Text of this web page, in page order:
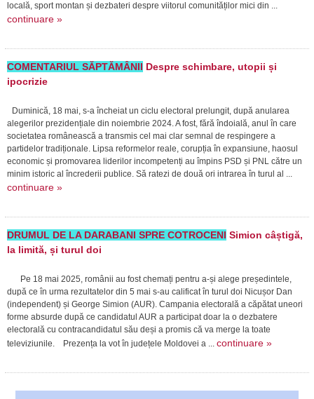
locală, sport montan și dezbateri despre viitorul comunităților mici din ...
continuare »
COMENTARIUL SĂPTĂMÂNII Despre schimbare, utopii și
ipocrizie
Duminică, 18 mai, s-a încheiat un ciclu electoral prelungit, după anularea
alegerilor prezidențiale din noiembrie 2024. A fost, fără îndoială, anul în care
societatea românească a transmis cel mai clar semnal de respingere a
partidelor tradiționale. Lipsa reformelor reale, corupția în expansiune, haosul
economic și promovarea liderilor incompetenți au împins PSD și PNL către un
minim istoric al încrederii publice. Să ratezi de două ori intrarea în turul al ...
continuare »
DRUMUL DE LA DARABANI SPRE COTROCENI Simion câștigă,
la limită, și turul doi
Pe 18 mai 2025, românii au fost chemați pentru a-și alege președintele,
după ce în urma rezultatelor din 5 mai s-au calificat în turul doi Nicușor Dan
(independent) și George Simion (AUR). Campania electorală a căpătat uneori
forme absurde după ce candidatul AUR a participat doar la o dezbatere
electorală cu contracandidatul său deși a promis că va merge la toate
televiziunile. Prezența la vot în județele Moldovei a ... continuare »